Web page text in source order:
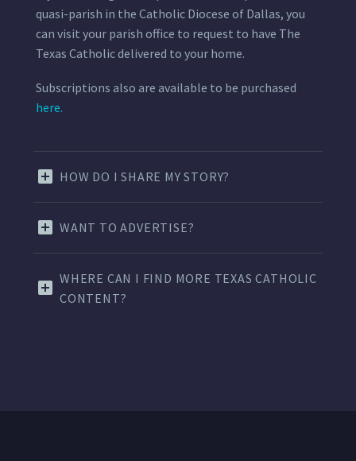
quasi-parish in the Catholic Diocese of Dallas, you
can visit your parish office to request to have The
Texas Catholic delivered to your home.
Subscriptions also are available to be purchased
here.
HOW DO I SHARE MY STORY?
WANT TO ADVERTISE?
WHERE CAN I FIND MORE TEXAS CATHOLIC
CONTENT?